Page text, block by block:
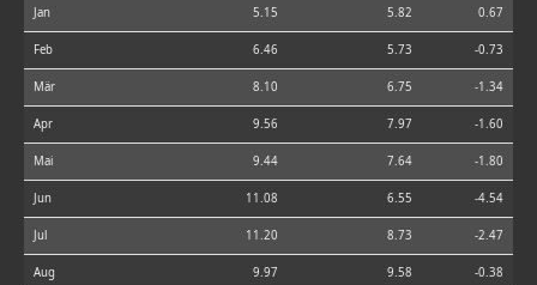
Jan 5.15 5.82 0.67
Feb 6.46 5.73 -0.73
Mär 8.10 6.75 -1.34
Apr 9.56 7.97 -1.60
Mai 9.44 7.64 -1.80
Jun 11.08 6.55 -4.54
Jul 11.20 8.73 -2.47
Aug 9.97 9.58 -0.38